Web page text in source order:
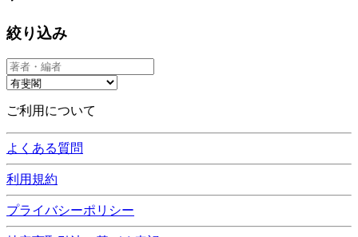
絞り込み
ご利用について
よくある質問
利用規約
プライバシーポリシー